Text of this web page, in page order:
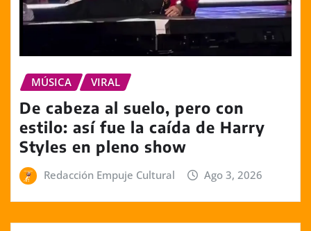
MÚSICA VIRAL
De cabeza al suelo, pero con
estilo: así fue la caída de Harry
Styles en pleno show
Redacción Empuje Cultural Ago 3, 2026